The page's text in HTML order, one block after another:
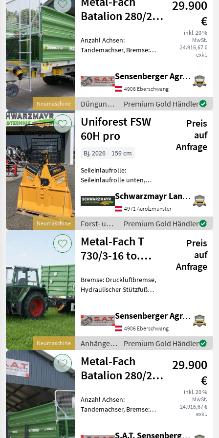
Metal-Fach
Neumaschine
Batalion 280/2-
NEU
29.900
€
inkl. 20 %
MwSt.
24.916,67 €
exkl.
Anzahl Achsen:
Tandemachser, Bremse:
Neuer Metall Fach
Dungstreuer 280 - Zul.
Gesamtgewicht : 12.00 kg -
Gefedertes T
Sensenberger Agrar-Technik
4906 Eberschwang
Düngung
und
Beregnung
/ Metal-
Fach
Premium Gold Händler
Neumaschine
Uniforest FSW
60H pro
Preis
auf
Anfrage
Bj. 2026
159 cm
Seileinlaufrolle:
Seileinlaufrolle unten,
elektrohydr. Bedienung,
Schutzgitter, Funk Nr. 73034
Seilwinde - mit 6, 0to.
Zugkraft - mit Elektroh
Schwarzmayr Landtechnik GmbH - Aurolzmünster
4971 Aurolzmünster
Forst- und
Holztechnik
/ Uniforest
Premium Gold Händler
Neumaschine
Metal-Fach T
730/3-16 to.
NEU
Preis
auf
Anfrage
Bremse: Druckluftbremse,
Hydraulischer Stützfuß
höchstzulässiges
Gesamtgewicht -40 Km/h
Ausführung -ADR-Achsen
-2-L
Sensenberger Agrar-Technik
4906 Eberschwang
Anhänger /
Metal-Fach
Premium Gold Händler
Metal-Fach
Batalion 280/2-
NEU
29.900
€
inkl. 20 %
MwSt.
24.916,67 €
exkl.
Anzahl Achsen:
Tandemachser, Bremse:
S.A.T. Sensenberger Agrar-Technik